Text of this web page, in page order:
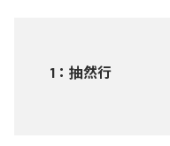
1 ： 抽然行